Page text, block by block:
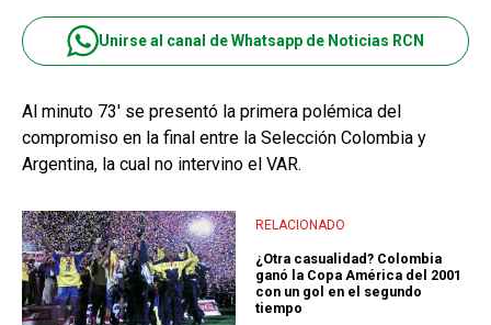
Unirse al canal de Whatsapp de Noticias RCN
Al minuto 73' se presentó la primera polémica del
compromiso en la final entre la Selección Colombia y
Argentina, la cual no intervino el VAR.
RELACIONADO
¿Otra casualidad? Colombia
ganó la Copa América del 2001
con un gol en el segundo
tiempo